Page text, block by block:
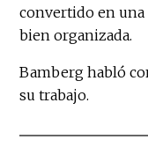
convertido en
bien organizada.
Bamberg habló
su trabajo.